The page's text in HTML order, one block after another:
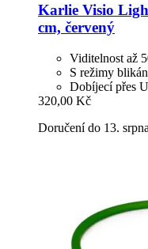
Karlie Visio
cm, červený
Viditelnost až
S režimy
Dobíjecí přes
320,00 Kč
Doručení do 13. srpna